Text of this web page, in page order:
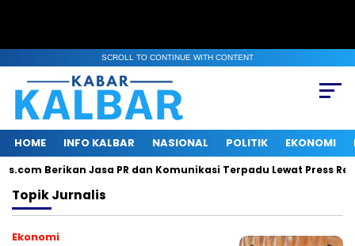
SCROLL TO CONTINUE WITH CONTENT
HOME INFO KALBAR NASIONAL POLITIK EKONOMI
Berikan Jasa PR dan Komunikasi Terpadu Lewat Press
TopikJurnalis
Ekonomi